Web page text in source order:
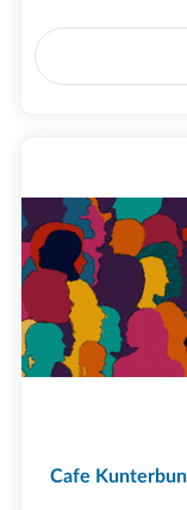
Cafe